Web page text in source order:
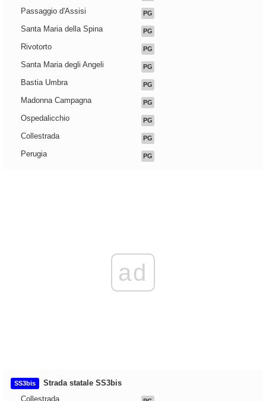
Passaggio d'Assisi PG
Santa Maria della Spina PG
Rivotorto PG
Santa Maria degli Angeli PG
Bastia Umbra PG
Madonna Campagna PG
Ospedalicchio PG
Collestrada PG
Perugia PG
ad
SS3bis
Strada statale SS3bis
Collestrada